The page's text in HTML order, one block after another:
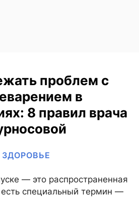
проблем с
в
8 правил врача
ЗДОРОВЬЕ
— это распространенная
специальный термин —